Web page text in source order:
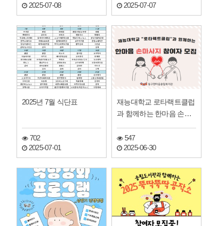
2025-07-08
2025-07-07
2025년 7월 식단표
702
2025-07-01
재능대학교 로타랙트클럽
과 함께하는 한마음 손마
547
2025-06-30